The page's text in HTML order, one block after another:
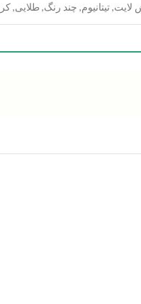
لایت,تیتانیوم, چند رنگ, طلایی,